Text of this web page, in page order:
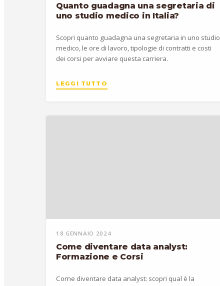
Quanto guadagna una segretaria di
uno studio medico in Italia?
Scopri quanto guadagna una segretaria in uno studio
medico, le ore di lavoro, tipologie di contratti e costi
dei corsi per avviare questa carriera.
LEGGI TUTTO
18 GENNAIO 2024
Come diventare data analyst:
Formazione e Corsi
Come diventare data analyst: scopri qual è la